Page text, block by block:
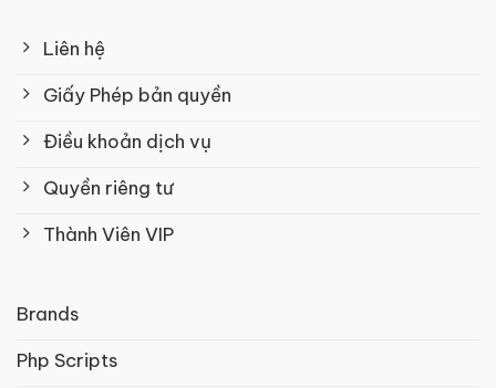
Liên hệ
Giấy Phép bản quyền
Điều khoản dịch vụ
Quyền riêng tư
Thành Viên VIP
Brands
Php Scripts